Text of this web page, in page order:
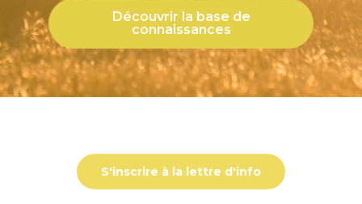
Découvrir la base de
connaissances
S'inscrire à la lettre d'info